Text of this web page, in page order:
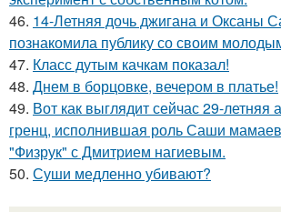
46. 14-Летняя дочь джигана и Оксаны
познакомила публику со своим
47. Класс дутым качкам показал!
48. Днем в борцовке, вечером в платье!
49. Вот как выглядит сейчас 29-летняя
гренц, исполнившая роль Саши
"Физрук" с Дмитрием нагиевым.
50. Суши медленно убивают?